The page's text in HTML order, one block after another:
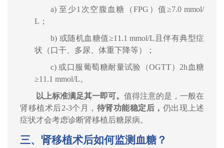
a)至少1 次空腹血糖（FPG ）值≥7.0 mmol/
L ；
b) 或随机血糖值≥11.1 mmol/L 且伴有典型症
状（口干、多尿、体重下降等）；
c)或口服葡萄糖耐量试验（OGTT） 2h 血糖
≥11.1 mmol/L。
以上标准满足其一即可。 值得注意的是，一般在
肾移植术后2-3个月， 待肾功能稳定后， 仍出现上述
症状才会考虑诊断肾移植后糖尿病。
三、肾移植术后如何监测血糖？